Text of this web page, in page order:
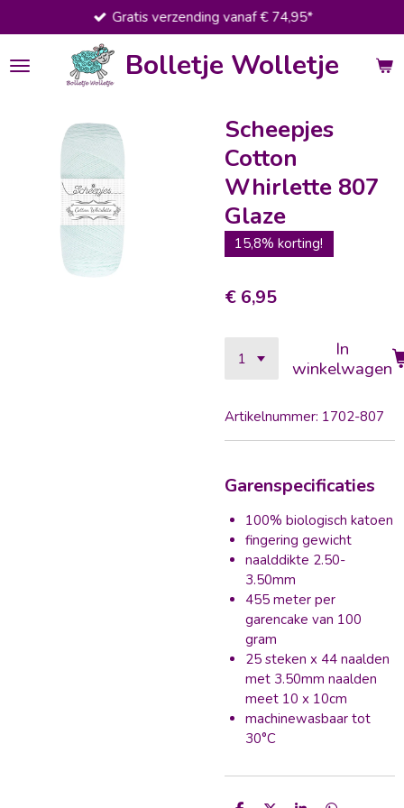
direct
naar
de
Bolletje Wolletje
Gratis verzending vanaf € 74,95*
Scheepjes
Cotton
Whirlette 807
Glaze
15,8% korting!
€ 6,95
In
winkelwagen
Artikelnummer: 1702-807
Garenspecificaties
100% biologisch katoen
fingering gewicht
naalddikte 2.50-
3.50mm
455 meter per
garencake van 100
gram
25 steken x 44 naalden
met 3.50mm naalden
meet 10 x 10cm
machinewasbaar tot
30°C